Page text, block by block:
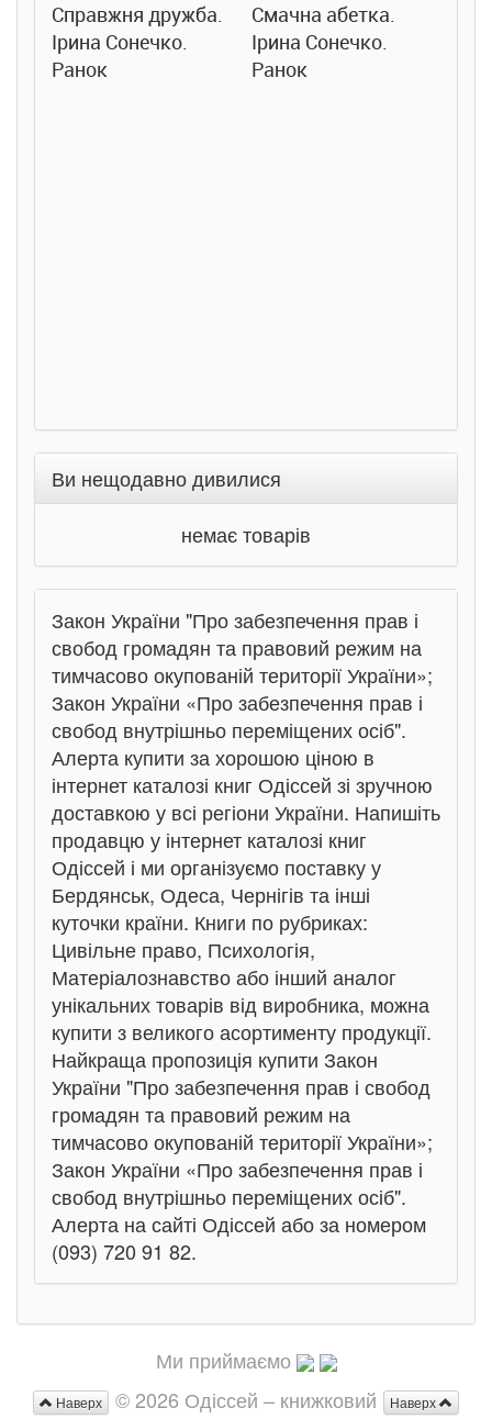
Справжня дружба.
Ірина Сонечко.
Ранок
Смачна абетка.
Ірина Сонечко.
Ранок
Ви нещодавно дивилися
немає товарів
Закон України "Про забезпечення прав і
свобод громадян та правовий режим на
тимчасово окупованій території України»;
Закон України «Про забезпечення прав і
свобод внутрішньо переміщених осіб".
Алерта купити за хорошою ціною в
інтернет каталозі книг Одіссей зі зручною
доставкою у всі регіони України. Напишіть
продавцю у інтернет каталозі книг
Одіссей і ми організуємо поставку у
Бердянськ, Одеса, Чернігів та інші
куточки країни. Книги по рубриках:
Цивільне право, Психологія,
Матеріалознавство або інший аналог
унікальних товарів від виробника, можна
купити з великого асортименту продукції.
Найкраща пропозиція купити Закон
України "Про забезпечення прав і свобод
громадян та правовий режим на
тимчасово окупованій території України»;
Закон України «Про забезпечення прав і
свобод внутрішньо переміщених осіб".
Алерта на сайті Одіссей або за номером
(093) 720 91 82.
Ми приймаємо
Наверх
Наверх
© 2026 Одіссей – книжковий